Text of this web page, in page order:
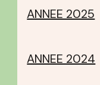
ANNEE 2025
ANNEE 2024